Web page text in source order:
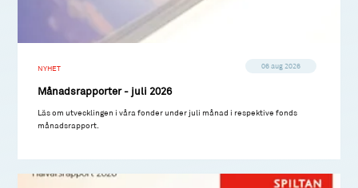
NYHET 06 aug 2026
Månadsrapporter - juli 2026
Läs om utvecklingen i våra fonder under juli månad i respektive fonds
månadsrapport.